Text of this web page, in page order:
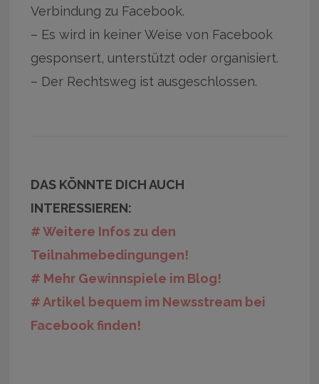
Verbindung zu Facebook.
– Es wird in keiner Weise von Facebook
gesponsert, unterstützt oder organisiert.
– Der Rechtsweg ist ausgeschlossen.
DAS KÖNNTE DICH AUCH
INTERESSIEREN:
# Weitere Infos zu den
Teilnahmebedingungen!
# Mehr Gewinnspiele im Blog!
# Artikel bequem im Newsstream bei
Facebook finden!